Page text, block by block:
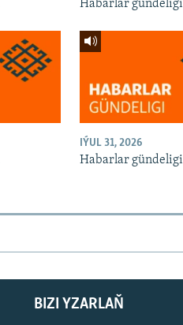
Habarlar gündeligi
IÝUL 31, 2026
Habarlar gündeligi
BIZI YZARLAŇ